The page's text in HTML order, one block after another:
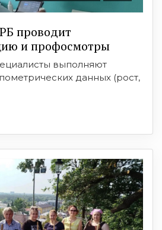
проводит
и профосмотры
выполняют
данных (рост,